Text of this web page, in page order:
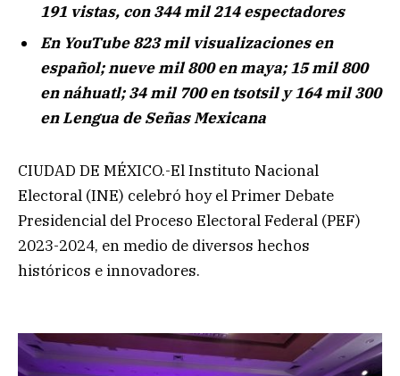
191 vistas, con 344 mil 214 espectadores
En YouTube 823 mil visualizaciones en
español;nueve mil 800 en maya; 15 mil 800
en náhuatl; 34 mil 700 en tsotsil y 164 mil 300
en Lengua de Señas Mexicana
CIUDAD DE MÉXICO.-El Instituto Nacional
Electoral (INE) celebró hoy el Primer Debate
Presidencial del Proceso Electoral Federal (PEF)
2023-2024, en medio de diversos hechos
históricos e innovadores.